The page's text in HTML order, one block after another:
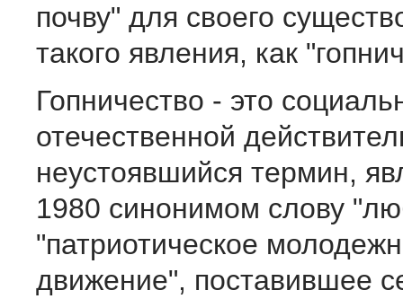
почву" для своего
такого явления, как
Гопничество - это
отечественной
неустоявшийся термин,
1980 синонимом слову
"патриотическое
движение", поставившее